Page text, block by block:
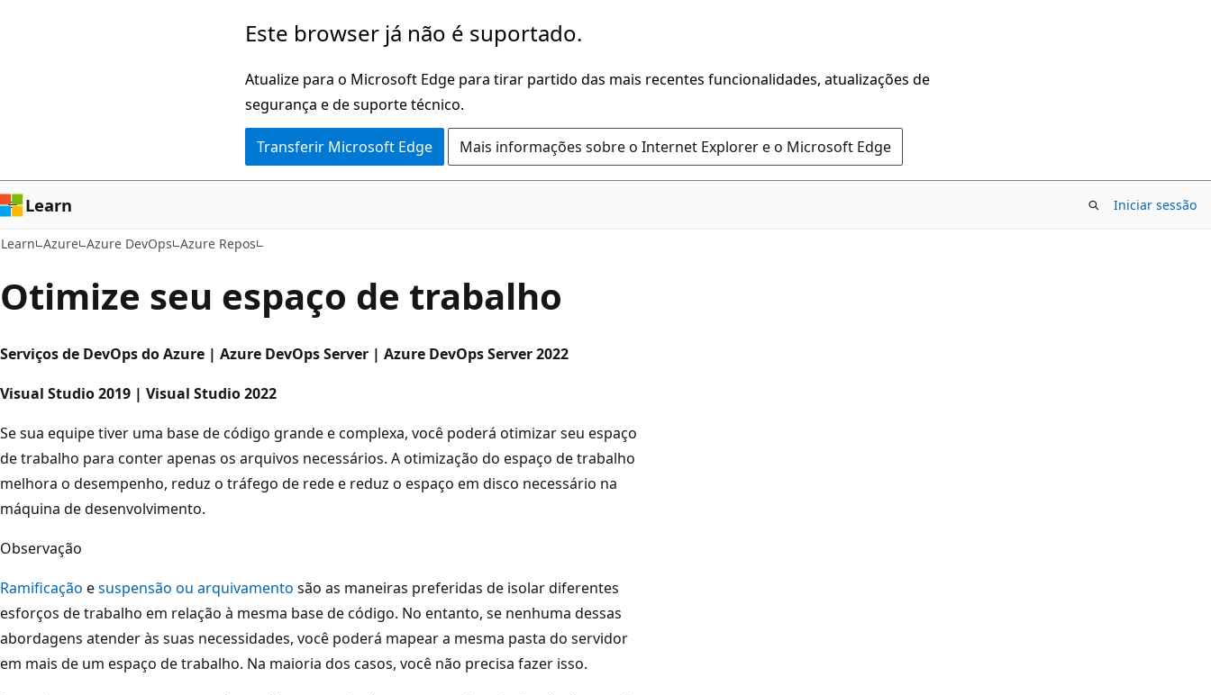
Este browser já não é suportado.
Atualize para o Microsoft Edge para tirar partido das mais recentes funcionalidades, atualizações de
segurança e de suporte técnico.
Transferir Microsoft Edge Mais informações sobre o Internet Explorer e o Microsoft Edge
Learn Iniciar sessão
Learn Azure Azure DevOps Azure Repos
Otimize seu espaço de trabalho
Serviços de DevOps do Azure | Azure DevOps Server | Azure DevOps Server 2022
Visual Studio 2019 | Visual Studio 2022
Se sua equipe tiver uma base de código grande e complexa, você poderá otimizar seu espaço
de trabalho para conter apenas os arquivos necessários. A otimização do espaço de trabalho
melhora o desempenho, reduz o tráfego de rede e reduz o espaço em disco necessário na
máquina de desenvolvimento.
Observação
Ramificação esuspensão ou arquivamento são as maneiras preferidas de isolar diferentes
esforços de trabalho em relação à mesma base de código. No entanto, se nenhuma dessas
abordagens atender às suas necessidades, você poderá mapear a mesma pasta do servidor
em mais de um espaço de trabalho. Na maioria dos casos, você não precisa fazer isso.